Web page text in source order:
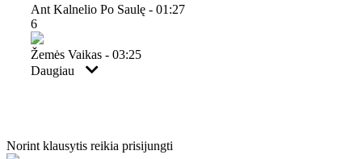
Ant Kalnelio Po Saulę - 01:27
6
Žemės Vaikas - 03:25
Daugiau
Norint klausytis reikia prisijungti